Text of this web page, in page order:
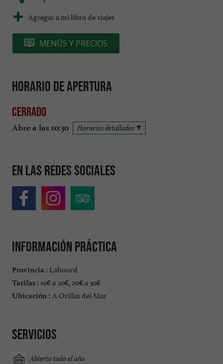
Agregar a mi libro de viajes
MENÚS Y PRECIOS
Horario de apertura
Cerrado
Abre a las 10:30 Horarios detallados
En las redes sociales
Información práctica
Provincia : Labourd
Tarifas : 10€ a 20€, 20€ a 30€
Ubicación : A Orillas del Mar
Servicios
Abierto todo el año